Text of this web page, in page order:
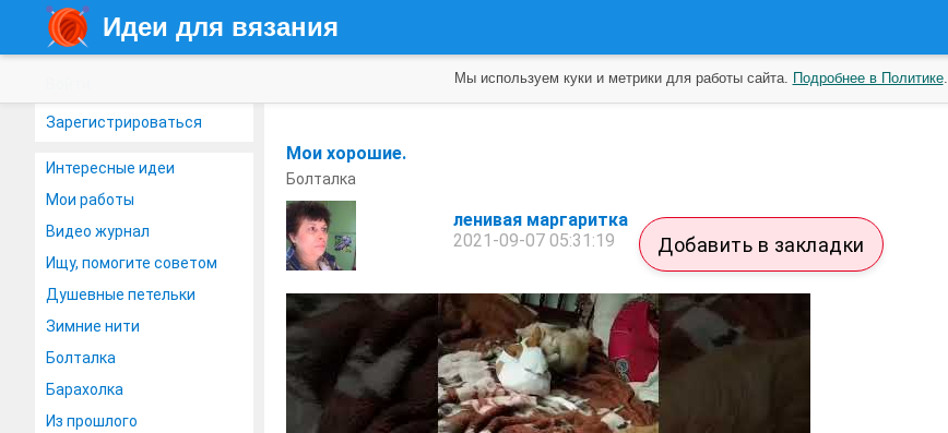
Идеи для вязания
Зарегистрироваться
Интересные идеи
Мои работы
Видео журнал
Ищу, помогите советом
Душевные петельки
Зимние нити
Болталка
Барахолка
Из прошлого
Мои хорошие.
Болталка
ленивая маргаритка
2021-09-07 05:31:19
Добавить в закладки
Мы используем куки и метрики для работы сайта. Подробнее в Политике.